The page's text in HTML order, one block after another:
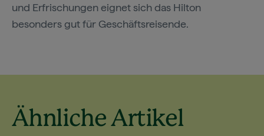
und Erfrischungen eignet sich das Hilton
besonders gut für Geschäftsreisende.
Ähnliche Artikel